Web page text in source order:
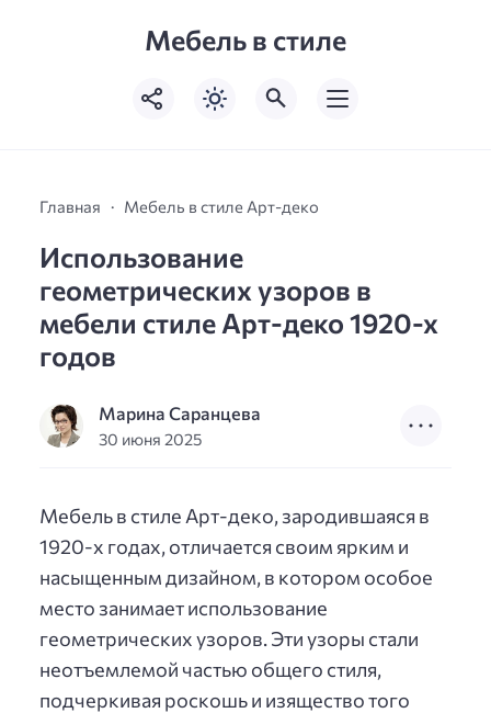
Мебель в стиле
Главная Мебель в стиле Арт-деко
Использование
геометрических узоров в
мебели стиле Арт-деко 1920-х
годов
Марина Саранцева
30 июня 2025
Мебель в стиле Арт-деко, зародившаяся в
1920-х годах, отличается своим ярким и
насыщенным дизайном, в котором особое
место занимает использование
геометрических узоров. Эти узоры стали
неотъемлемой частью общего стиля,
подчеркивая роскошь и изящество того